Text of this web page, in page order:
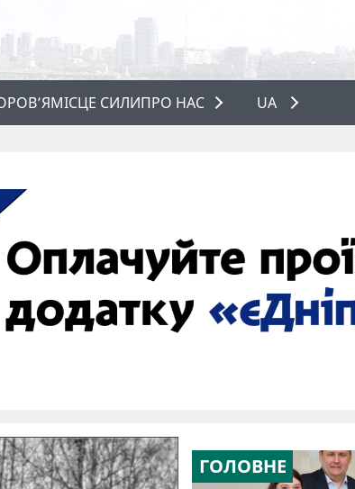
МІСЦЕ СИЛИПРО НАС
ПРО НАС
UA
ГОЛОВНЕ